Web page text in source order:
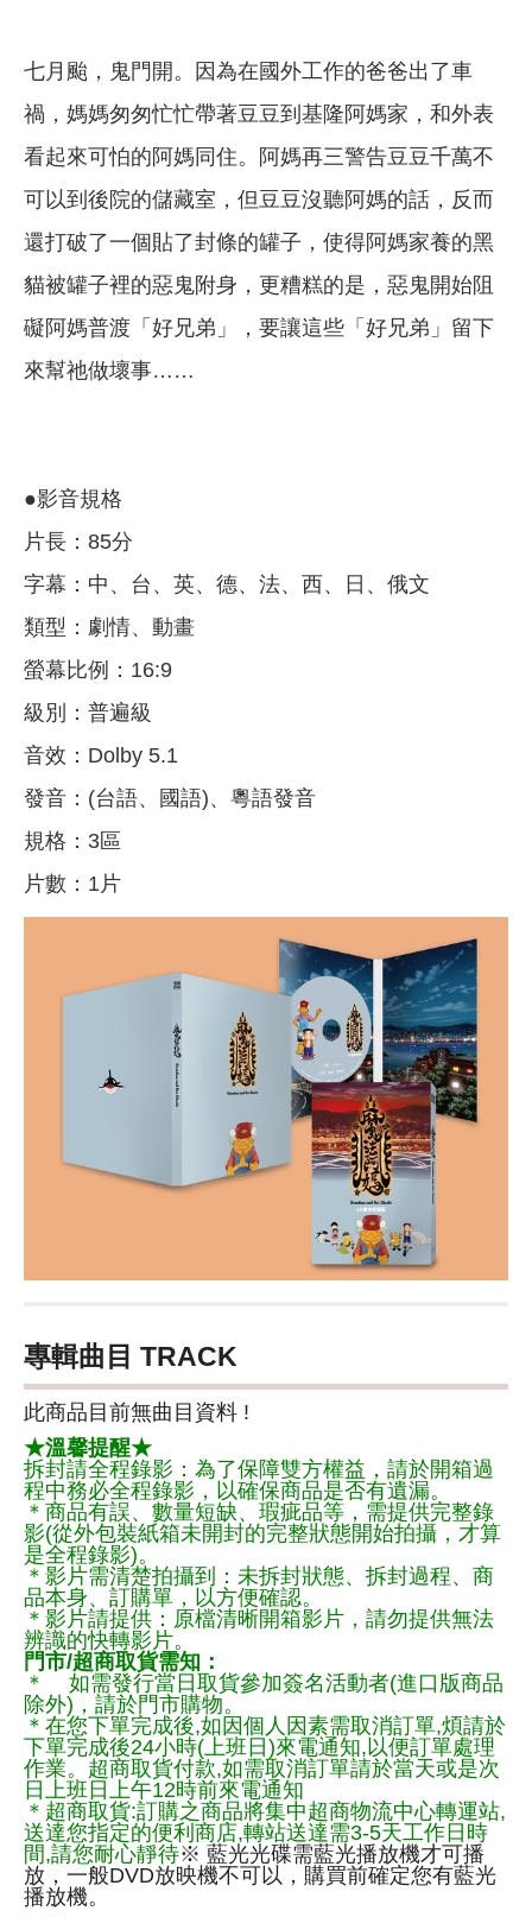
七月颱，鬼門開。因為在國外工作的爸爸出了車
禍，媽媽匆匆忙忙帶著豆豆到基隆阿媽家，和外表
看起來可怕的阿媽同住。阿媽再三警告豆豆千萬不
可以到後院的儲藏室，但豆豆沒聽阿媽的話，反而
還打破了一個貼了封條的罐子，使得阿媽家養的黑
貓被罐子裡的惡鬼附身，更糟糕的是，惡鬼開始阻
礙阿媽普渡「好兄弟」，要讓這些「好兄弟」留下
來幫祂做壞事……
●影音規格
片長：85分
字幕：中、台、英、德、法、西、日、俄文
類型：劇情、動畫
螢幕比例：16:9
級別：普遍級
音效：Dolby 5.1
發音：(台語、國語)、粵語發音
規格：3區
片數：1片
專輯曲目 TRACK
此商品目前無曲目資料 !
★溫馨提醒★
拆封請全程錄影：為了保障雙方權益，請於開箱過
程中務必全程錄影，以確保商品是否有遺漏。
＊商品有誤、數量短缺、瑕疵品等，需提供完整錄
影(從外包裝紙箱未開封的完整狀態開始拍攝，才算
是全程錄影)。
＊影片需清楚拍攝到：未拆封狀態、拆封過程、商
品本身、訂購單，以方便確認。
＊影片請提供：原檔清晰開箱影片，請勿提供無法
辨識的快轉影片。
門市/超商取貨需知：
＊ 如需發行當日取貨參加簽名活動者(進口版商品
除外)，請於門市購物。
＊在您下單完成後,如因個人因素需取消訂單,煩請於
下單完成後24小時(上班日)來電通知,以便訂單處理
作業。超商取貨付款,如需取消訂單請於當天或是次
日上班日上午12時前來電通知
＊超商取貨:訂購之商品將集中超商物流中心轉運站,
送達您指定的便利商店,轉站送達需3-5天工作日時
間,請您耐心靜待※ 藍光光碟需藍光播放機才可播
放，一般DVD放映機不可以，購買前確定您有藍光
播放機。